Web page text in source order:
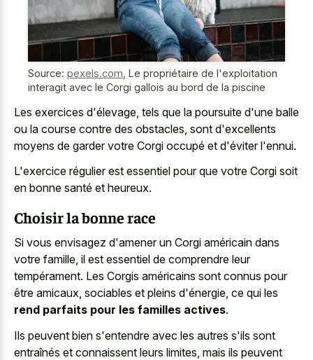
Source: pexels.com, Le propriétaire de l'exploitation
interagit avec le Corgi gallois au bord de la piscine
Les exercices d'élevage, tels que la poursuite d'une balle
ou la course contre des obstacles, sont d'excellents
moyens de garder votre Corgi occupé et d'éviter l'ennui.
L'exercice régulier est essentiel pour que votre Corgi soit
en bonne santé et heureux.
Choisir la bonne race
Si vous envisagez d'amener un Corgi américain dans
votre famille, il est essentiel de comprendre leur
tempérament. Les Corgis américains sont connus pour
être amicaux, sociables et pleins d'énergie, ce qui les
rend parfaits pour les familles actives.
Ils peuvent bien s'entendre avec les autres s'ils sont
entraînés et connaissent leurs limites, mais ils peuvent